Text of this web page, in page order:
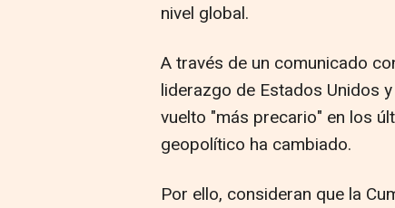
nivel global.
A través de un comunicado
liderazgo de Estados Unidos
vuelto "más precario" en los
geopolítico ha cambiado.
Por ello, consideran que la